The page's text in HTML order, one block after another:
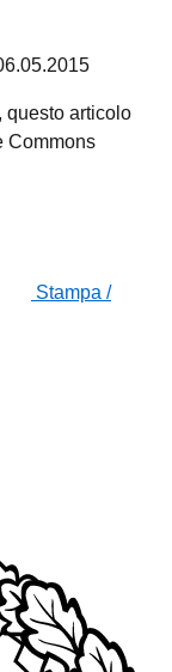
questo articolo
Commons
Stampa /